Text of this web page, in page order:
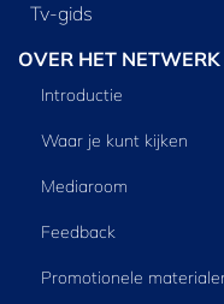
Tv‑gids
OVER HET NETWERK
Introductie
Waar je kunt kijken
Mediaroom
Feedback
Promotionele